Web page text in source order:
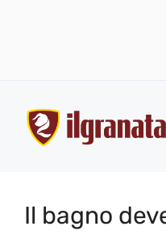
contenuto
Il bagno